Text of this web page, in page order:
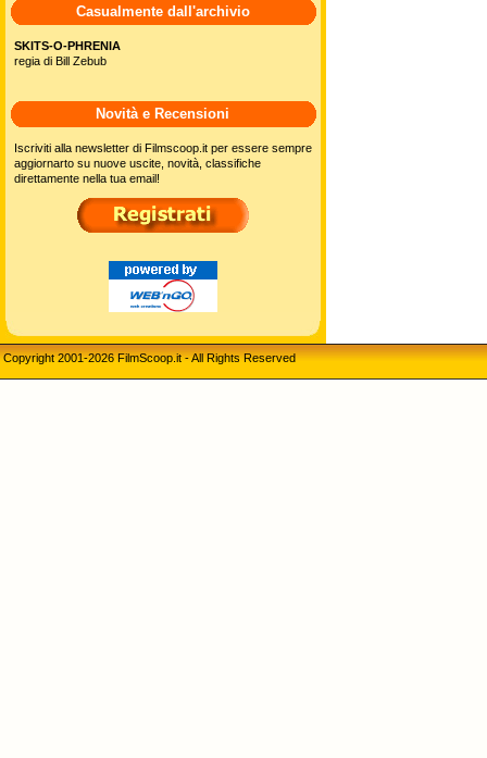
Casualmente dall'archivio
SKITS-O-PHRENIA
regia di Bill Zebub
Novità e Recensioni
Iscriviti alla newsletter di Filmscoop.it per essere sempre
aggiornarto su nuove uscite, novità, classifiche
direttamente nella tua email!
Copyright 2001-2026 FilmScoop.it - All Rights Reserved